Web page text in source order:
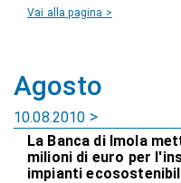
Vai alla pagina >
Agosto
10.08.2010
La Banca di Imola
milioni di euro per
impianti